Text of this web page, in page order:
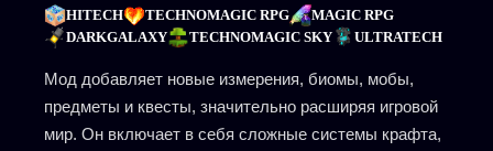
HITECH TECHNOMAGIC RPG
MAGIC RPG
DARKGALAXY
TECHNOMAGIC SKY ULTRATECH
Мод добавляет новые измерения, биомы, мобы,
предметы и квесты, значительно расширяя игровой
мир. Он включает в себя сложные системы крафта,